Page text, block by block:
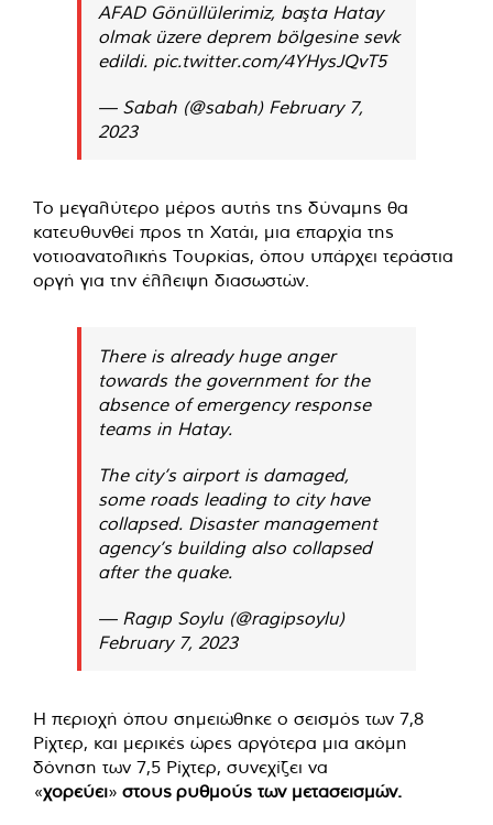
AFAD Gönüllülerimiz, başta Hatay
olmak üzere deprem bölgesine sevk
edildi. pic.twitter.com/4YHysJQvT5
— Sabah (@sabah) February 7,
2023
Το μεγαλύτερο μέρος αυτής της δύναμης θα
κατευθυνθεί προς τη Χατάι, μια επαρχία της
νοτιοανατολικής Τουρκίας, όπου υπάρχει τεράστια
οργή για την έλλειψη διασωστών.
There is already huge anger
towards the government for the
absence of emergency response
teams in Hatay.
The city’s airport is damaged,
some roads leading to city have
collapsed. Disaster management
agency’s building also collapsed
after the quake.
— Ragıp Soylu (@ragipsoylu)
February 7, 2023
Η περιοχή όπου σημειώθηκε ο σεισμός των 7,8
Ρίχτερ, και μερικές ώρες αργότερα μια ακόμη
δόνηση των 7,5 Ρίχτερ, συνεχίζει να
«χορεύει» στους ρυθμούς των μετασεισμών.